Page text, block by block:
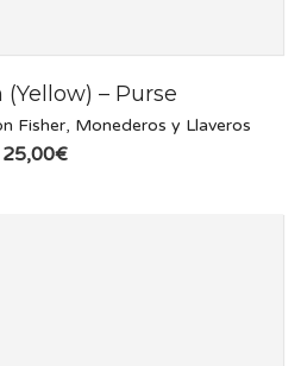
– Purse
Fisher, Monederos y Llaveros
25,00€